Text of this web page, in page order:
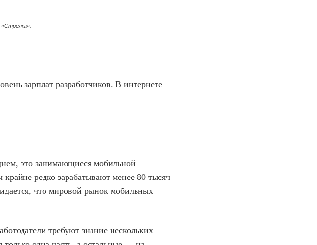
зарплат разработчиков. В интернете
это занимающиеся мобильной
редко зарабатывают менее 80 тысяч
что мировой рынок мобильных
требуют знание нескольких